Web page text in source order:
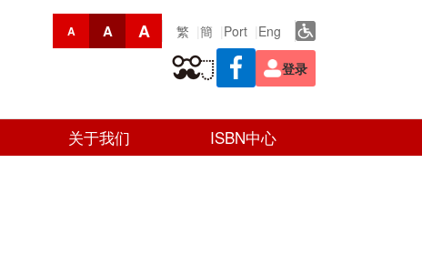
A A A 繁 簡 Port Eng
登录
关于我们 ISBN中心